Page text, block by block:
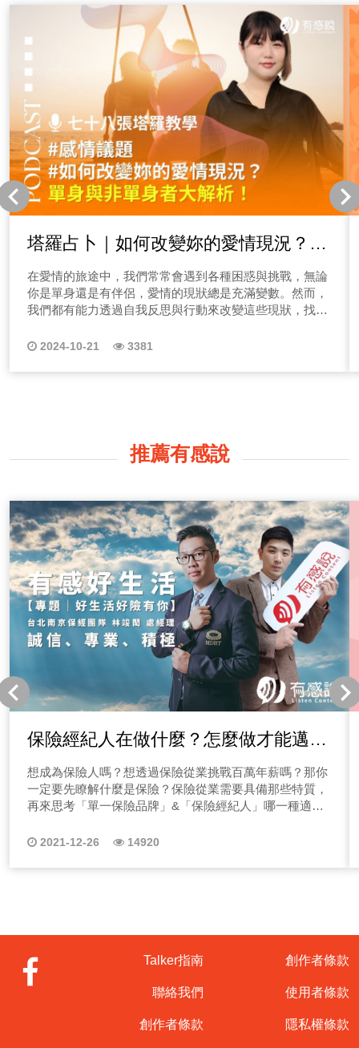
塔羅占卜｜如何改變妳的愛情現況？單
身與非單身者大解析！
在愛情的旅途中，我們常常會遇到各種困惑與挑戰，無論
你是單身還是有伴侶，愛情的現狀總是充滿變數。然而，
我們都有能力透過自我反思與行動來改變這些現狀，找到
與啟發，幫助你更清晰地看見自己的感情道路，讓我們一
2024-10-21 3381
推薦有感說
保險經紀人在做什麼？怎麼做才能邁向
高薪【台北南京保經團隊 林竣閎 處經
理】
想成為保險人嗎？想透過保險從業挑戰百萬年薪嗎？那你
一定要先瞭解什麼是保險？保險從業需要具備那些特質，
再來思考「單一保險品牌」&「保險經紀人」哪一種適合
經團隊】 ｜本節目適合聽眾｜ 1.對現況工作不滿意 2.想
創辦人Allen開設的系列節目，有分不同主題以期待能帶給
的工作選擇 你一定常見到保險、保險經紀人的招募廣告
吧，多數講著邁入高薪、成功人生等標語，而真的是這樣
嗎？保險這一行真的就這麼好賺嗎？ 你知道嗎？在疫情
況，該怎麼辦？你是否也迷網了呢？面臨工作量的增加，
2021-12-26 14920
Talker指南
聯絡我們
創作者條款
創作者條款
使用者條款
隱私權條款